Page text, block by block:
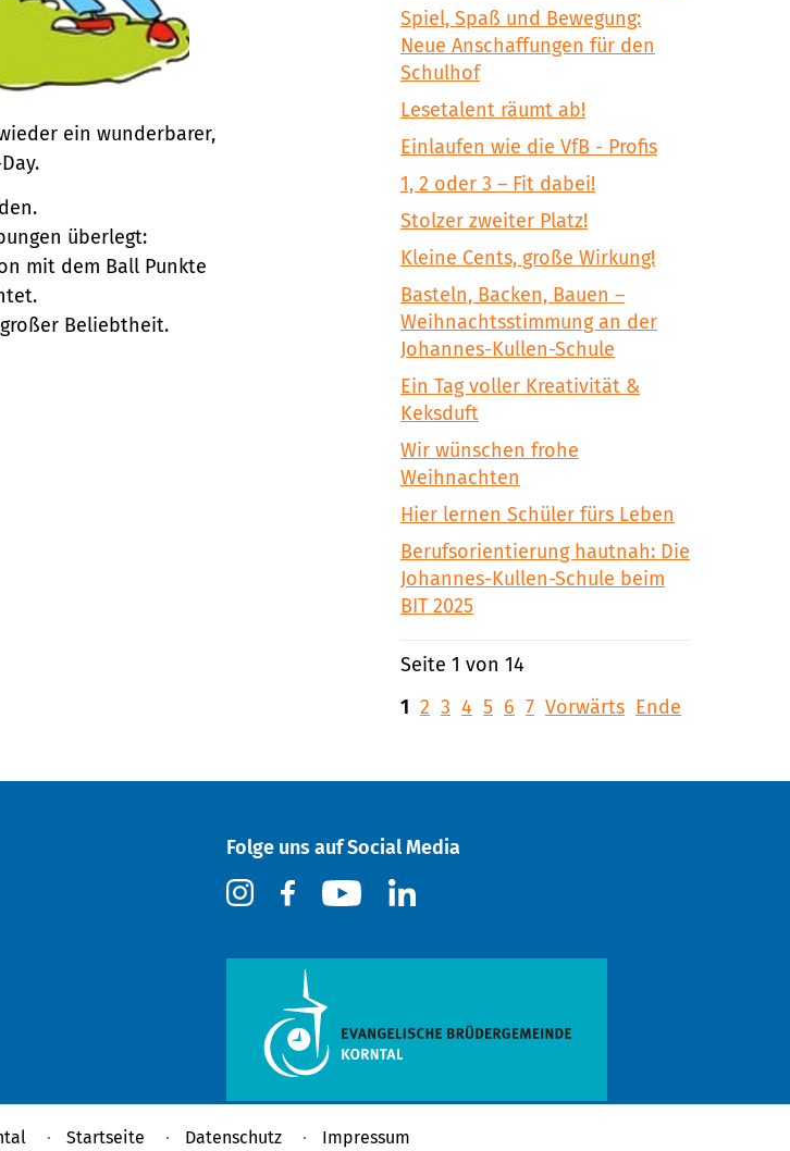
ein wunderbarer,
überlegt:
mit dem Ball Punkte
Beliebtheit.
Spiel, Spaß und Bewegung:
Neue Anschaffungen für den
Schulhof
Lesetalent räumt ab!
Einlaufen wie die VfB - Profis
1, 2 oder 3 – Fit dabei!
Stolzer zweiter Platz!
Kleine Cents, große Wirkung!
Basteln, Backen, Bauen –
Weihnachtsstimmung an der
Johannes-Kullen-Schule
Ein Tag voller Kreativität &
Keksduft
Wir wünschen frohe
Weihnachten
Hier lernen Schüler fürs Leben
Berufsorientierung hautnah: Die
Johannes-Kullen-Schule beim
BIT 2025
Seite 1 von 14
1 2 3 4 5 6 7 Vorwärts Ende
Folge uns auf Social Media
Startseite Datenschutz Impressum